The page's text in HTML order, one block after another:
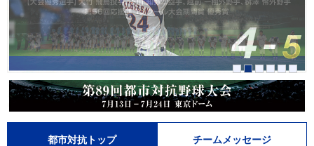
都市対抗トップ チームメッセージ